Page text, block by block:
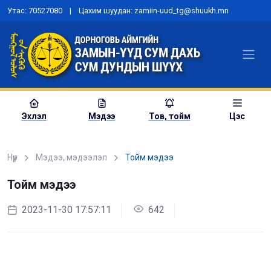
Утас: 70527080 | Цахим шуудан: zamiin-uud_tg@shuukh.mn
Эхлэл Мэдээ Тов, тойм Цэс
Нүүр Мэдээ, мэдээлэл Тойм мэдээ
Тойм мэдээ
2023-11-30 17:57:11 642
хэлэлцүүлэг зохион байгууллаа